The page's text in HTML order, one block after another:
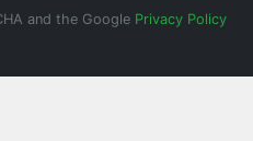
and the Google Privacy Policy